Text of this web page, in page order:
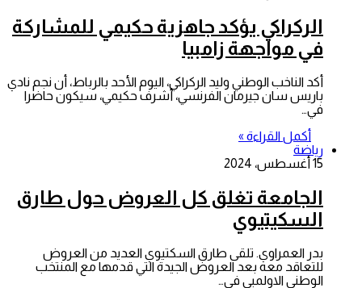
الركراكي يؤكد جاهزية حكيمي للمشاركة
في مواجهة زامبيا
أكد الناخب الوطني وليد الركراكي، اليوم الأحد بالرباط، أن نجم نادي
باريس سان جيرمان الفرنسي، أشرف حكيمي، سيكون حاضرا
في…
أكمل القراءة »
رياضة
15 أغسطس، 2024
الجامعة تغلق كل العروض حول طارق
السكيتيوي
بدر العمراوي. تلقى طارق السكتيوي العديد من العروض
للتعاقد معه بعد العروض الجيدة التي قدمها مع المنتخب
الوطني الاولمبي في…